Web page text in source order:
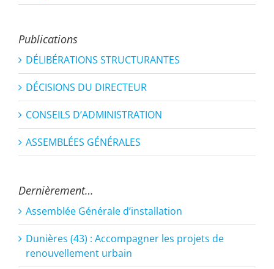
Publications
DÉLIBÉRATIONS STRUCTURANTES
DÉCISIONS DU DIRECTEUR
CONSEILS D’ADMINISTRATION
ASSEMBLÉES GÉNÉRALES
Dernièrement…
Assemblée Générale d’installation
Dunières (43) : Accompagner les projets de
renouvellement urbain